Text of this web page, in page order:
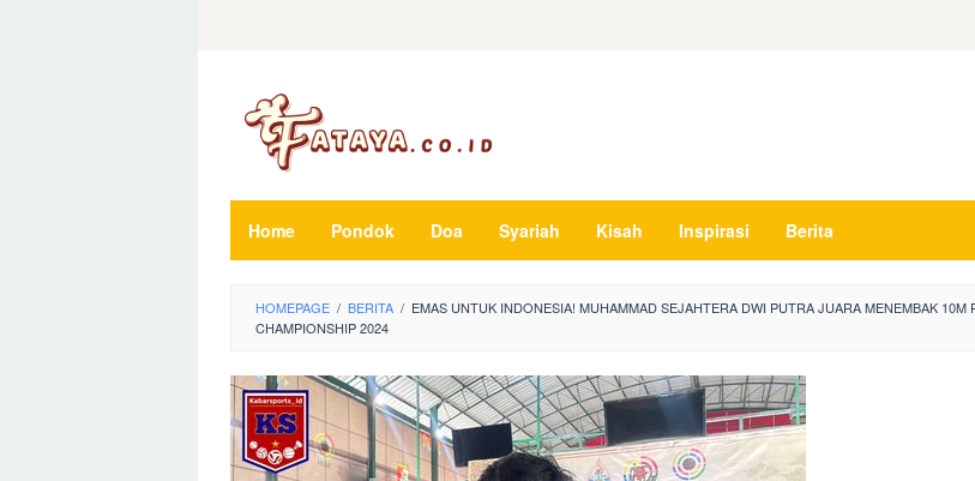
Home Pondok Doa Syariah Kisah Inspirasi Berita
HOMEPAGE / BERITA / EMAS UNTUK INDONESIA! MUHAMMAD SEJAHTERA DWI PUTRA JUARA MENEMBAK 10M
CHAMPIONSHIP 2024